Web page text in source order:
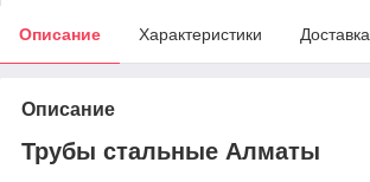
Описание Характеристики Доставка
Описание
Трубы стальные Алматы